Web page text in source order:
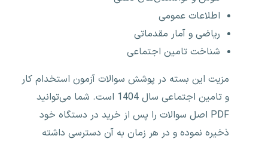
اطلاعات عمومی
ریاضی و آمار مقدماتی
شناخت تامین اجتماعی
مزیت این بسته در پوشش سوالات آزمون استخدام کار
و تامین اجتماعی سال 1404 است. شما می‌توانید
PDF اصل سوالات را پس از خرید در دستگاه خود
ذخیره نموده و در هر زمان به آن دسترسی داشته